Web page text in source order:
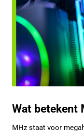
Wat betekent
MHz staat voor